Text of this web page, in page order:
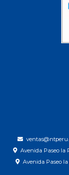
Avenida Paseo la
Avenida Paseo